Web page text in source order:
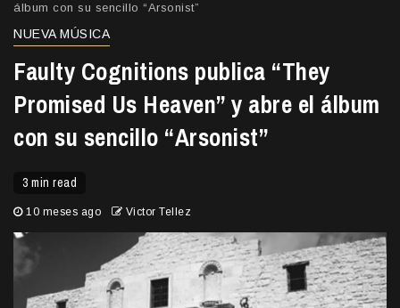
álbum con su sencillo “Arsonist”
NUEVA MÚSICA
Faulty Cognitions publica “They
Promised Us Heaven” y abre el álbum
con su sencillo “Arsonist”
3 min read
10 meses ago Victor Tellez